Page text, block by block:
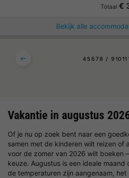
Totaal €
Bekijk alle
4 5 67 8 91011
Vakantie in augustus
Of je nu op zoek bent naar een
samen met de kinderen wilt reizen of
voor de zomer van 2026 wilt boeken
keuze. Augustus is een ideale maand
de temperaturen zijn aangenaam, het